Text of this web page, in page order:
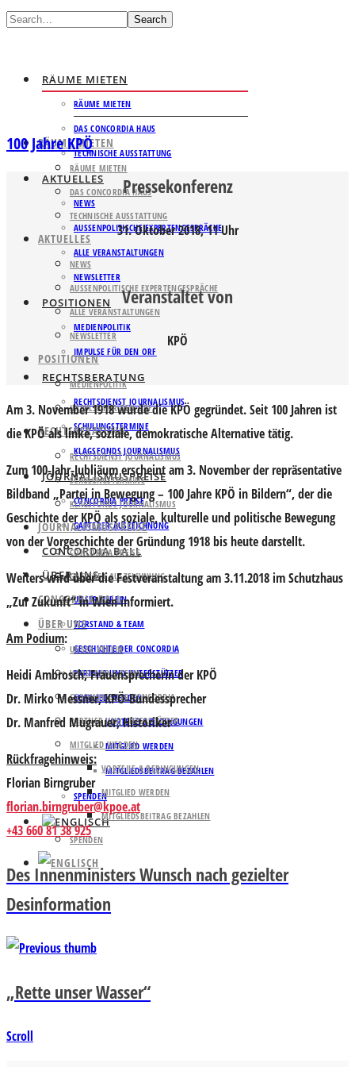
Search
RÄUME MIETEN
RÄUME MIETEN
DAS CONCORDIA HAUS
TECHNISCHE AUSSTATTUNG
AKTUELLES
NEWS
AUSSENPOLITISCHE EXPERTENGESPRÄCHE
ALLE VERANSTALTUNGEN
NEWSLETTER
POSITIONEN
MEDIENPOLITIK
IMPULSE FÜR DEN ORF
RECHTSBERATUNG
RECHTSDIENST JOURNALISMUS
SCHULUNGSTERMINE
KLAGSFONDS JOURNALISMUS
JOURNALISMUSPREISE
CONCORDIA PREISE
GATTERER AUSZEICHNUNG
CONCORDIA BALL
ÜBER UNS
UNSER VEREIN
VORSTAND & TEAM
GESCHICHTE DER CONCORDIA
PARTNER UND UNTERSTÜTZER
MITGLIED WERDEN
VORTEILE & BEDINGUNGEN
MITGLIED WERDEN
MITGLIEDSBEITRAG BEZAHLEN
SPENDEN
RÄUME MIETEN
RÄUME MIETEN
DAS CONCORDIA HAUS
TECHNISCHE AUSSTATTUNG
AKTUELLES
NEWS
AUSSENPOLITISCHE EXPERTENGESPRÄCHE
ALLE VERANSTALTUNGEN
NEWSLETTER
POSITIONEN
MEDIENPOLITIK
IMPULSE FÜR DEN ORF
RECHTSBERATUNG
RECHTSDIENST JOURNALISMUS
SCHULUNGSTERMINE
KLAGSFONDS JOURNALISMUS
JOURNALISMUSPREISE
CONCORDIA PREISE
GATTERER AUSZEICHNUNG
CONCORDIA BALL
ÜBER UNS
UNSER VEREIN
VORSTAND & TEAM
GESCHICHTE DER CONCORDIA
PARTNER UND UNTERSTÜTZER
MITGLIED WERDEN
VORTEILE & BEDINGUNGEN
MITGLIED WERDEN
MITGLIEDSBEITRAG BEZAHLEN
SPENDEN
100 Jahre KPÖ
Pressekonferenz
31. Oktober 2018, 11 Uhr
Veranstaltet von
KPÖ
Am 3. November 1918 wurde die KPÖ gegründet. Seit 100 Jahren ist
die KPÖ als linke, soziale, demokratische Alternative tätig.
Zum 100-Jahr-Jubliäum erscheint am 3. November der repräsentative
Bildband „Partei in Bewegung – 100 Jahre KPÖ in Bildern“, der die
Geschichte der KPÖ als soziale, kulturelle und politische Bewegung
von der Vorgeschichte der Gründung 1918 bis heute darstellt.
Weiters wird über die Festveranstaltung am 3.11.2018 im Schutzhaus
„Zur Zukunft“ in Wien informiert.
Am Podium:
Heidi Ambrosch, Frauensprecherin der KPÖ
Dr. Mirko Messner, KPÖ-Bundessprecher
Dr. Manfred Mugrauer, Historiker
Rückfragehinweis:
Florian Birngruber
florian.birngruber@kpoe.at
+43 660 81 38 925
Des Innenministers Wunsch nach gezielter
Desinformation
„Rette unser Wasser“
Scroll